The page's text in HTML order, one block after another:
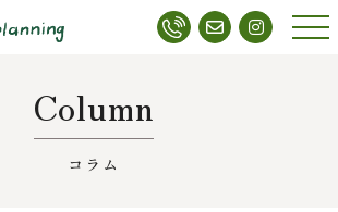
メニ
Column
コラム